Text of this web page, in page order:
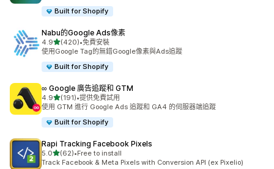
Built for Shopify
Nabu的Google Ads像素
4.9滿分 5 顆星
(420)
共有 420 則評價
•免費安裝
使用Google Tag的無錯Google像素與Ads追蹤
Built for Shopify
∞ Google 廣告追蹤和 GTM
4.9滿分 5 顆星
(191)
共有 191 則評價
•提供免費試用
使用 GTM 進行 Google Ads 追蹤和 GA4 的伺服器端追蹤
Built for Shopify
Rapi Tracking Facebook Pixels
5.0滿分 5 顆星
(62)
共有 62 則評價
•Free to install
Track Facebook & Meta Pixels with Conversion API (ex Pixelio)